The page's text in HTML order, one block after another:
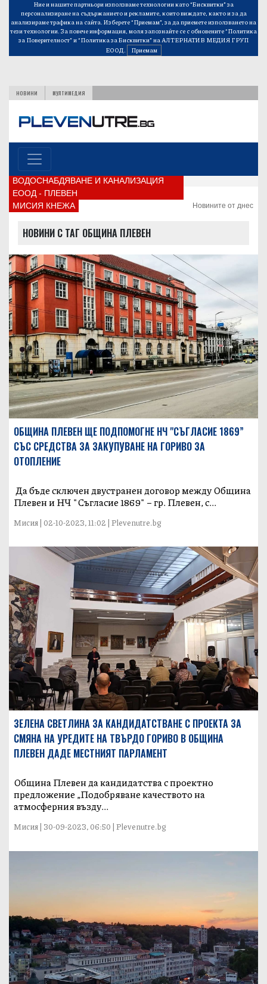
Ние и нашите партньори използваме технологии като “Бисквитки” за
персонализиране на съдържанието и рекламите, които виждате, както и за да
анализираме трафика на сайта. Изберете “Приемам”, за да приемете използването на
тези технологии. За повече информация, моля запознайте се с обновените“Политика
за Поверителност”и“Политика за Бисквитки”на АЛТЕРНАТИВ МЕДИЯ ГРУП
ЕООД.
Приемам
НОВИНИ МУЛТИМЕДИЯ
ВОДОСНАБДЯВАНЕ И КАНАЛИЗАЦИЯ
ЕООД - ПЛЕВЕН
МИСИЯ КНЕЖА
Новините от днес
НОВИНИ С ТАГ ОБЩИНА ПЛЕВЕН
ОБЩИНА ПЛЕВЕН ЩЕ ПОДПОМОГНЕ НЧ "СЪГЛАСИЕ 1869”
СЪС СРЕДСТВА ЗА ЗАКУПУВАНЕ НА ГОРИВО ЗА
ОТОПЛЕНИЕ
Да бъде сключен двустранен договор между Община
Плевен и НЧ "Съгласие 1869" – гр. Плевен, с...
Мисия | 02-10-2023, 11:02 | Plevenutre.bg
ЗЕЛЕНА СВЕТЛИНА ЗА КАНДИДАТСТВАНЕ С ПРОЕКТА ЗА
СМЯНА НА УРЕДИТЕ НА ТВЪРДО ГОРИВО В ОБЩИНА
ПЛЕВЕН ДАДЕ МЕСТНИЯТ ПАРЛАМЕНТ
Община Плевен да кандидатства с проектно
предложение „Подобряване качеството на
атмосферния възду...
Мисия | 30-09-2023, 06:50 | Plevenutre.bg